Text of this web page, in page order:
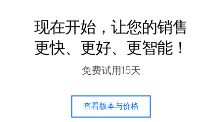
现在开始，让您的销售
更快、更好、更智能！
免费试用15天
查看版本与价格